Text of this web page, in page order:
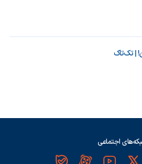
اجتماعی